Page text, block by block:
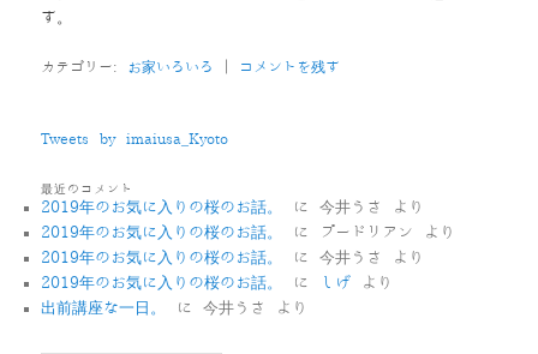
す。
カテゴリー: お家いろいろ コメントを残す
Tweets by imaiusa_Kyoto
最近のコメント
2019年のお気に入りの桜のお話。 に今井うさ
より
2019年のお気に入りの桜のお話。
に プードリアン より
2019年のお気に入りの桜のお話。
に今井うさ
より
2019年のお気に入りの桜のお話。
に しげ より
出前講座な一日。
に今井うさ より